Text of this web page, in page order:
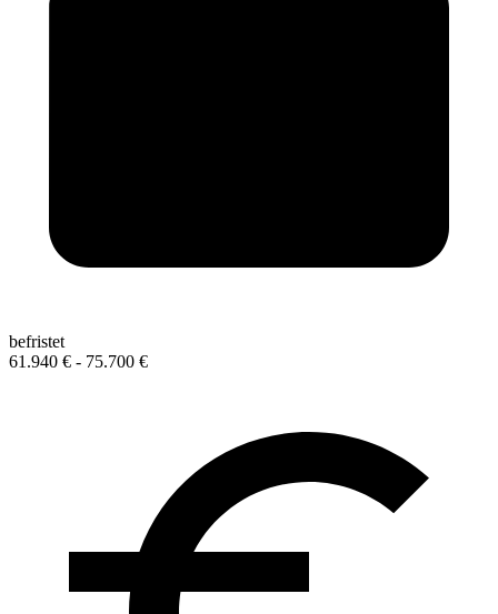
befristet
61.940 € - 75.700 €